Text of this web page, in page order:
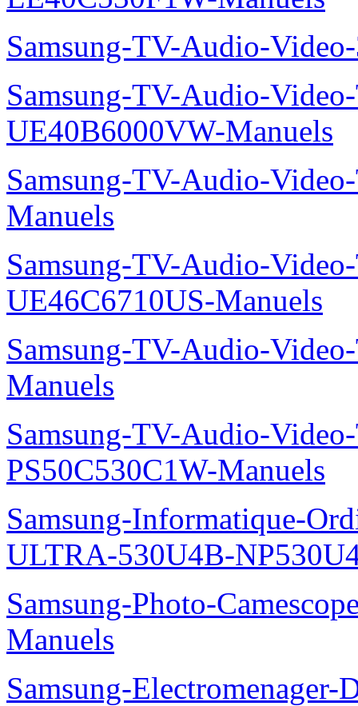
Samsung-TV-Audio-
Samsung-TV-Audio-
UE40B6000VW-Manuels
Samsung-TV-Audio-
Manuels
Samsung-TV-Audio-
UE46C6710US-Manuels
Samsung-TV-Audio-
Manuels
Samsung-TV-Audio-
PS50C530C1W-Manuels
Samsung-Informatique-
ULTRA-530U4B-
Samsung-Photo-
Manuels
Samsung-